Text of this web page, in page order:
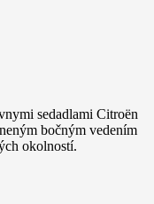
sedadlami Citroën
bočným vedením
okolností.